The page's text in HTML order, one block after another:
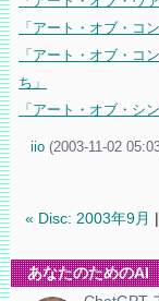
「アート・オブ・コ
「アート・オブ・
ち」
「アート・オブ・シ
iio (2003-11-02
« Disc: 2003年9月
あなたのためのAI